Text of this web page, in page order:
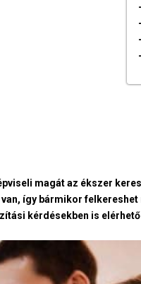
magát az ékszer
így bármikor felkereshet
kérdésekben is